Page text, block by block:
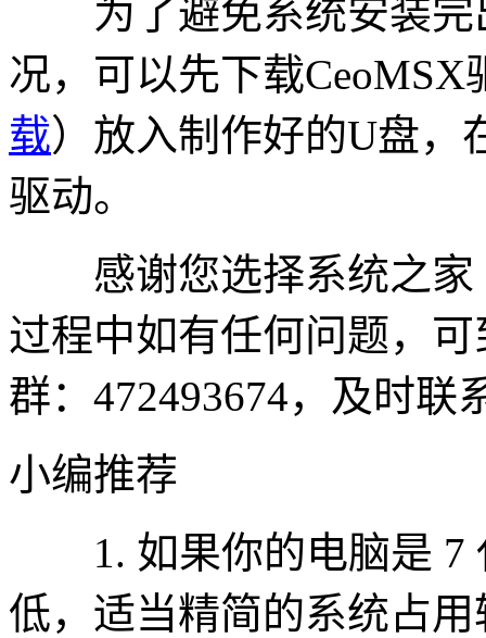
为了避免系统安装
况，可以先下载
载）放入制作好的U盘，
驱动。
感谢您选择系统之家
过程中如有任何问题，
群：472493674，及时联
小编推荐
1. 如果你的电脑是 7
低，适当精简的系统占